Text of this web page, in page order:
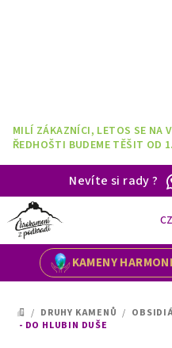
MILÍ ZÁKAZNÍCI, LETOS SE NA
ŘEDHOŠTI BUDEME TĚŠIT OD
Nevíte si rady?
KAMENY
DOMŮ
/ DRUHY KAMENŮ /
- DO HLUBIN DUŠE